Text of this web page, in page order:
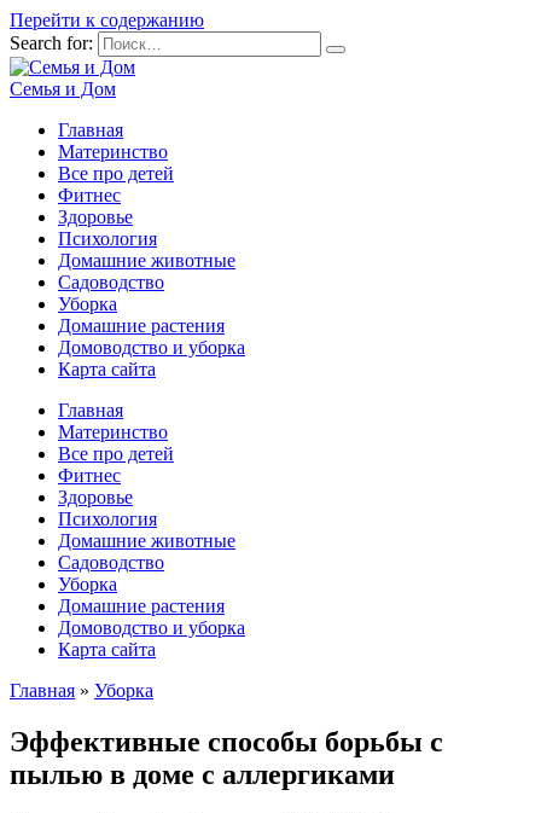
Перейти к содержанию
Search for:
Семья и Дом
Главная
Материнство
Все про детей
Фитнес
Здоровье
Психология
Домашние животные
Садоводство
Уборка
Домашние растения
Домоводство и уборка
Карта сайта
Главная
Материнство
Все про детей
Фитнес
Здоровье
Психология
Домашние животные
Садоводство
Уборка
Домашние растения
Домоводство и уборка
Карта сайта
Главная » Уборка
Эффективные способы борьбы с
пылью в доме с аллергиками